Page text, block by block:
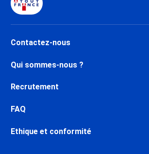
Contactez-nous
Qui sommes-nous ?
Recrutement
FAQ
Ethique et conformité